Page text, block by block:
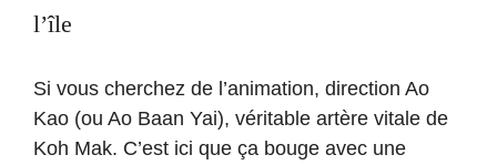
l’île
Si vous cherchez de l’animation, direction Ao
Kao (ou Ao Baan Yai), véritable artère vitale de
Koh Mak. C’est ici que ça bouge avec une